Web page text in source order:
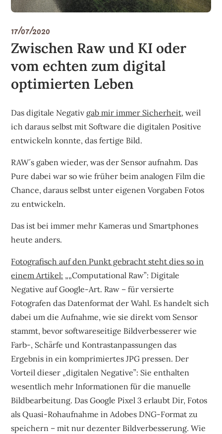
17/07/2020
Zwischen Raw und KI oder
vom echten zum digital
optimierten Leben
Das digitale Negativ gab mir immer Sicherheit, weil
ich daraus selbst mit Software die digitalen Positive
entwickeln konnte, das fertige Bild.
RAW´s gaben wieder, was der Sensor aufnahm. Das
Pure dabei war so wie früher beim analogen Film die
Chance, daraus selbst unter eigenen Vorgaben Fotos
zu entwickeln.
Das ist bei immer mehr Kameras und Smartphones
heute anders.
Fotografisch auf den Punkt gebracht steht dies so in
einem Artikel: „„Computational Raw”: Digitale
Negative auf Google-Art. Raw – für versierte
Fotografen das Datenformat der Wahl. Es handelt sich
dabei um die Aufnahme, wie sie direkt vom Sensor
stammt, bevor softwareseitige Bildverbesserer wie
Farb-, Schärfe und Kontrastanpassungen das
Ergebnis in ein komprimiertes JPG pressen. Der
Vorteil dieser „digitalen Negative”: Sie enthalten
wesentlich mehr Informationen für die manuelle
Bildbearbeitung. Das Google Pixel 3 erlaubt Dir, Fotos
als Quasi-Rohaufnahme in Adobes DNG-Format zu
speichern – mit nur dezenter Bildverbesserung. Wie